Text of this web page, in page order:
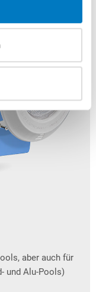
aber auch für
und Alu-Pools)